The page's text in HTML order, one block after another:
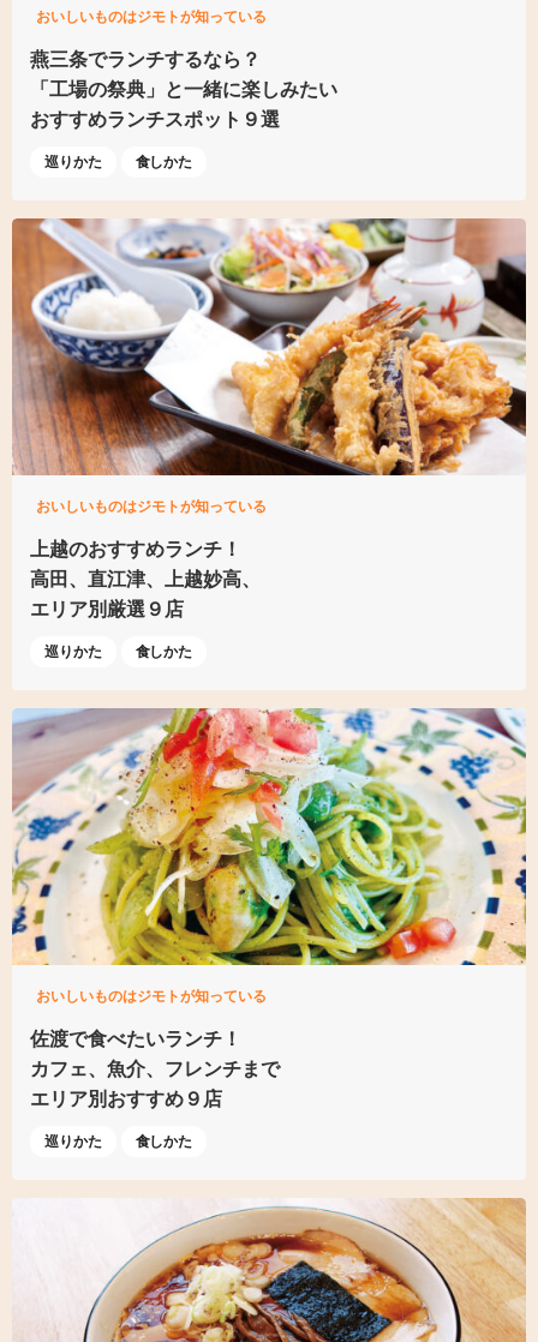
おいしいものはジモトが知っている
燕三条でランチするなら？
「工場の祭典」と一緒に楽しみたい
おすすめランチスポット９選
巡りかた 食しかた
おいしいものはジモトが知っている
上越のおすすめランチ！
高田、直江津、上越妙高、
エリア別厳選９店
巡りかた 食しかた
おいしいものはジモトが知っている
佐渡で食べたいランチ！
カフェ、魚介、フレンチまで
エリア別おすすめ９店
巡りかた 食しかた